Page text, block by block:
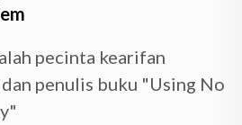
pecinta kearifan
penulis buku "Using No